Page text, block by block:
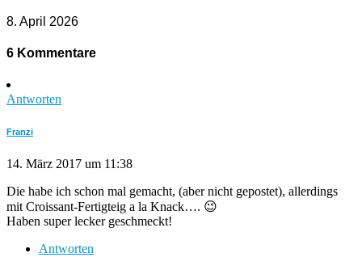
8. April 2026
6 Kommentare
Antworten
Franzi
14. März 2017 um 11:38
Die habe ich schon mal gemacht, (aber nicht gepostet), allerdings
mit Croissant-Fertigteig a la Knack…. 😉
Haben super lecker geschmeckt!
Antworten